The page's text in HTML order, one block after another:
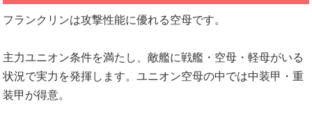
フランクリンは攻撃性能に優れる空母です。
主力ユニオン条件を満たし、敵艦に戦艦・空母・軽母がいる
状況で実力を発揮します。ユニオン空母の中では中装甲・重
装甲が得意。